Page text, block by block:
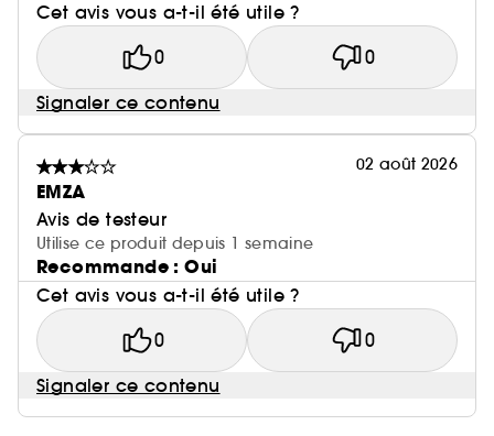
Cet avis vous a-t-il été utile ?
0 0
Signaler ce contenu
02 août 2026
EMZA
Avis de testeur
Utilise ce produit depuis 1 semaine
Recommande : Oui
Cet avis vous a-t-il été utile ?
0 0
Signaler ce contenu